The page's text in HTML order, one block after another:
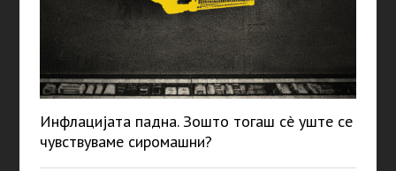
Инфлацијата падна. Зошто тогаш сè уште се
чувствуваме сиромашни?